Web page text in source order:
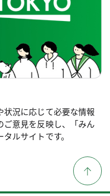
況に応じて必要な情報
意見を反映し、「みん
ルサイトです。